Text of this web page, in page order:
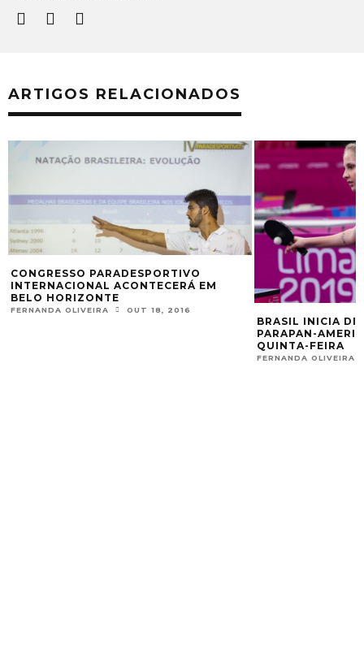
ARTIGOS RELACIONADOS
CONGRESSO PARADESPORTIVO
INTERNACIONAL ACONTECERÁ EM
BELO HORIZONTE
FERNANDA OLIVEIRA OUT 18, 2016
BRASIL INICIA
PARAPAN-
QUINTA-FEIRA
FERNANDA OLIVEIRA